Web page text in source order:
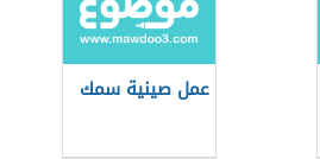
عمل صينية سمك